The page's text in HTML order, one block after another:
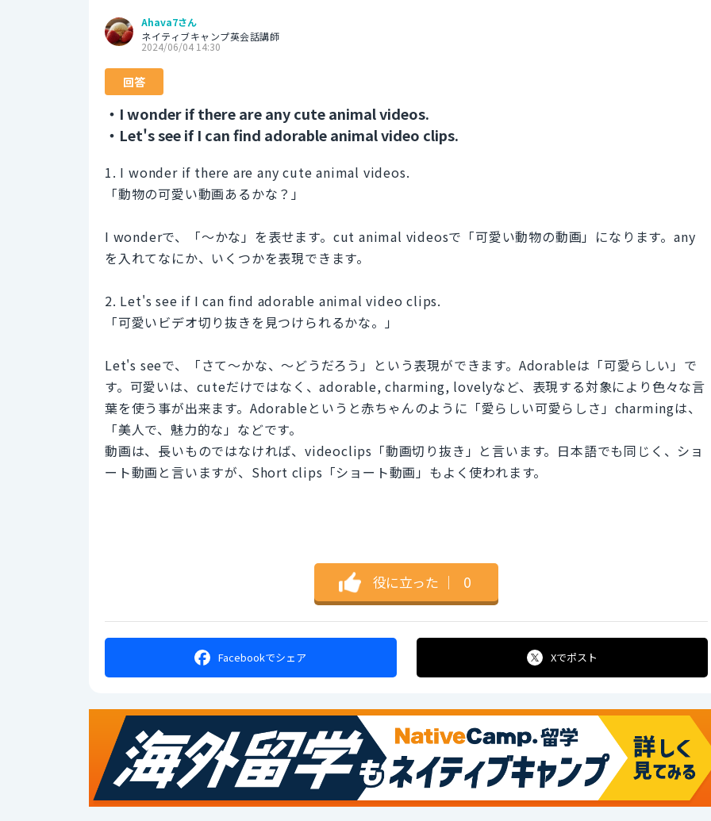
Ahava7さん
ネイティブキャンプ英会話講師
2024/06/04 14:30
回答
・I wonder if there are any cute animal videos.
・Let's see if I can find adorable animal video clips.
1. I wonder if there are any cute animal videos.
「動物の可愛い動画あるかな？」
I wonderで、「〜かな」を表せます。cut animal videosで「可愛い動物の動画」になります。any
を入れてなにか、いくつかを表現できます。
2. Let's see if I can find adorable animal video clips.
「可愛いビデオ切り抜きを見つけられるかな。」
Let's seeで、「さて〜かな、〜どうだろう」という表現ができます。Adorableは「可愛らしい」で
す。可愛いは、cuteだけではなく、adorable, charming, lovelyなど、表現する対象により色々な言
葉を使う事が出来ます。Adorableというと赤ちゃんのように「愛らしい可愛らしさ」charmingは、
「美人で、魅力的な」などです。
動画は、長いものではなければ、videoclips「動画切り抜き」と言います。日本語でも同じく、ショ
ート動画と言いますが、Short clips「ショート動画」もよく使われます。
役に立った ｜ 0
Facebookでシェア Xでポスト